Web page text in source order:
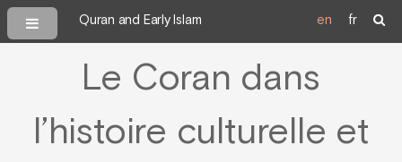
Quran and Early Islam en fr
Le Coran dans
l’histoire culturelle et